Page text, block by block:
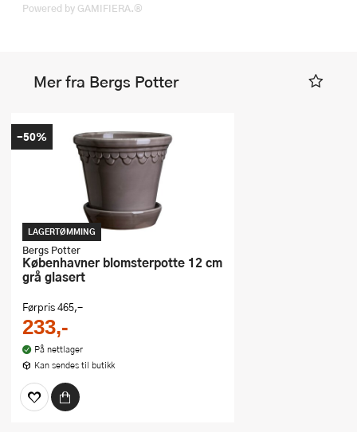
Powered by GAMIFIERA.®
Mer fra Bergs Potter
LAGERTØMMING
Bergs Potter
Københavner blomsterpotte 12 cm
grå glasert
Førpris465,-
233,-
På nettlager
Kan sendes til butikk
-50%